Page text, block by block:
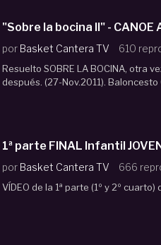
"Sobre la bocina II" -
por Basket Cantera TV 610
Resuelto SOBRE LA BOCINA, otra
después. (27-Nov.2011). Baloncesto
1ª parte FINAL Infantil
por Basket Cantera TV 666
VÍDEO de la 1ª parte (1º y 2º